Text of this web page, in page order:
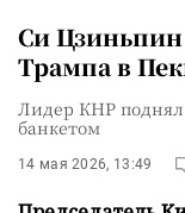
Си Цзиньпин
Трампа в
Лидер КНР поднял
банкетом
14 мая 2026, 13:49